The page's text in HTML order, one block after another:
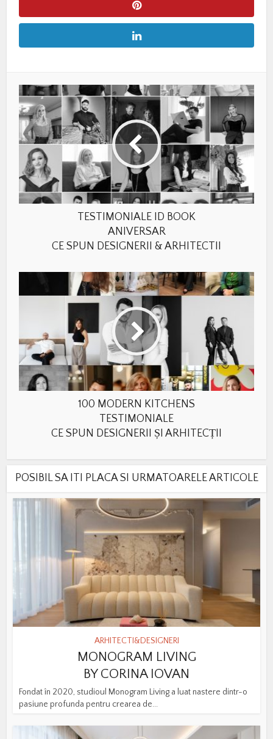
TESTIMONIALE ID BOOK
ANIVERSAR
CE SPUN DESIGNERII & ARHITECTII
100 MODERN KITCHENS
TESTIMONIALE
CE SPUN DESIGNERII ȘI ARHITECȚII
POSIBIL SA ITI PLACA SI URMATOARELE ARTICOLE
ARHITECTI&DESIGNERI
MONOGRAM LIVING
BY CORINA IOVAN
Fondat în 2020, studioul Monogram Living a luat nastere dintr-o
pasiune profunda pentru crearea de...